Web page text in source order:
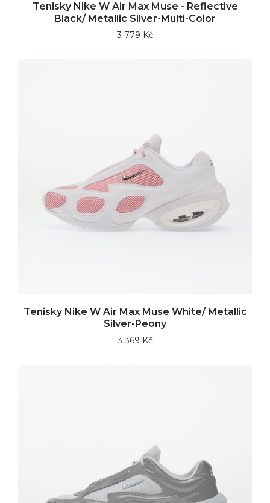
Tenisky Nike W Air Max Muse - Reflective
Black/ Metallic Silver-Multi-Color
3 779 Kč
Tenisky Nike W Air Max Muse White/ Metallic
Silver-Peony
3 369 Kč